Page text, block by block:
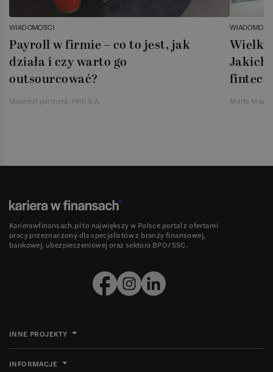
WIADOMOŚCI
Payroll w firmie – co to jest, jak
działa i czy warto go
outsourcować?
Materiał partnera, HRK S.A.
Jakich
Marta
Karierawfinansach.pl to największy w Polsce portal z ofertami
pracy przeznaczony dla specjalistów z branży finansowej,
bankowej, ubezpieczeniowej oraz sektora BPO/SSC.
INNE PROJEKTY
INFORMACJE